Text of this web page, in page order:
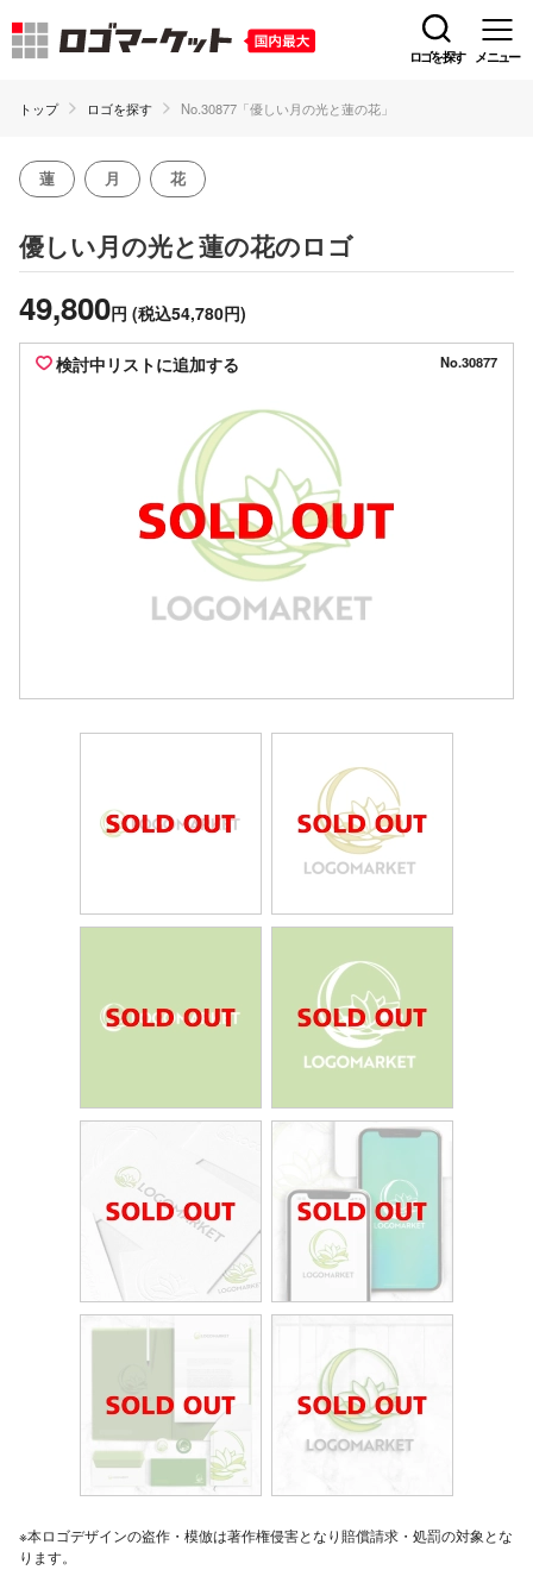
ロゴを探す メニュー
トップ ロゴを探す No.30877「優しい月の光と蓮の花」
蓮 月 花
優しい月の光と蓮の花のロゴ
49,800円 (税込54,780円)
検討中リストに追加する No.30877
※本ロゴデザインの盗作・模倣は著作権侵害となり賠償請求・処罰の対象とな
ります。